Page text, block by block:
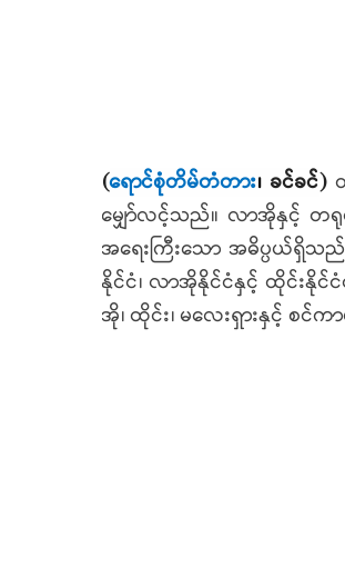
(ရောင်စုံတိမ်တံတား၊ ခင်ခင်)
မျှော်လင့်သည်။ လာအိုနှင့် တရု
အရေးကြီးသော အဓိပ္ပယ်ရှိ
နိုင်ငံ၊ လာအိုနိုင်ငံနှင့် ထိုင်းနိုင်
အို၊ ထိုင်း၊ မလေးရှားနှင့် စ